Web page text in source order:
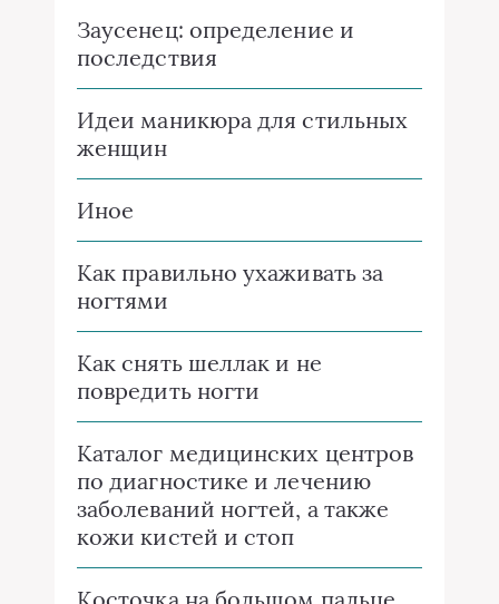
Заусенец: определение и
последствия
Идеи маникюра для стильных
женщин
Иное
Как правильно ухаживать за
ногтями
Как снять шеллак и не
повредить ногти
Каталог медицинских центров
по диагностике и лечению
заболеваний ногтей, а также
кожи кистей и стоп